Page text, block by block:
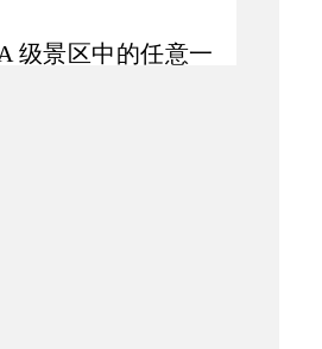
级景区中的任意一